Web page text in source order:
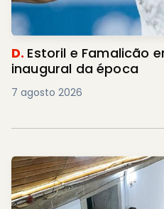
D. Estoril e Famalicão
inaugural da época
7 agosto 2026